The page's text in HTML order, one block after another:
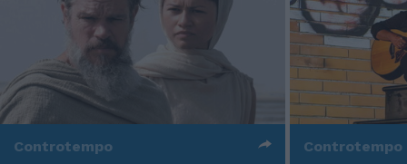
Controtempo Controtempo